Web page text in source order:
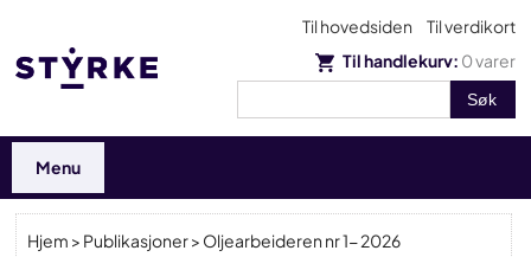
Til hovedsiden
Til verdikort
Til handlekurv: 0varer
Menu
Hjem > Publikasjoner> Oljearbeideren nr 1- 2026